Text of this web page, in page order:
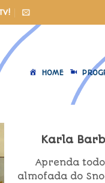
HOME
Karla
Aprenda
almofada do